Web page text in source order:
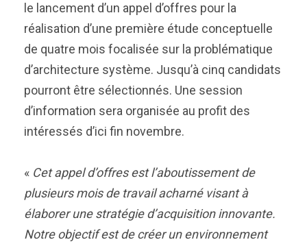
le lancement d’un appel d’offres pour la
réalisation d’une première étude conceptuelle
de quatre mois focalisée sur la problématique
d’architecture système. Jusqu’à cinq candidats
pourront être sélectionnés. Une session
d’information sera organisée au profit des
intéressés d’ici fin novembre.
« Cet appel d’offres est l’aboutissement de
plusieurs mois de travail acharné visant à
élaborer une stratégie d’acquisition innovante.
Notre objectif est de créer un environnement